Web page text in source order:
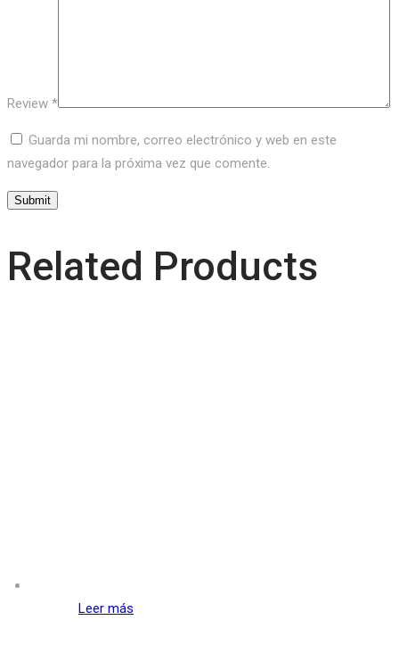
Review *
Guarda mi nombre, correo electrónico y web en este
navegador para la próxima vez que comente.
Related Products
Leer más